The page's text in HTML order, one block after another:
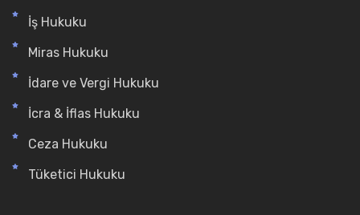
İş Hukuku
Miras Hukuku
İdare ve Vergi Hukuku
İcra & İflas Hukuku
Ceza Hukuku
Tüketici Hukuku